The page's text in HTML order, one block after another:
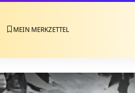
MEIN MERKZETTEL